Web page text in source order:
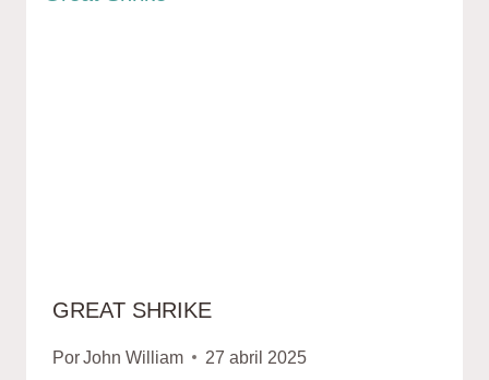
GREAT SHRIKE
PorJohn William 27 abril 2025